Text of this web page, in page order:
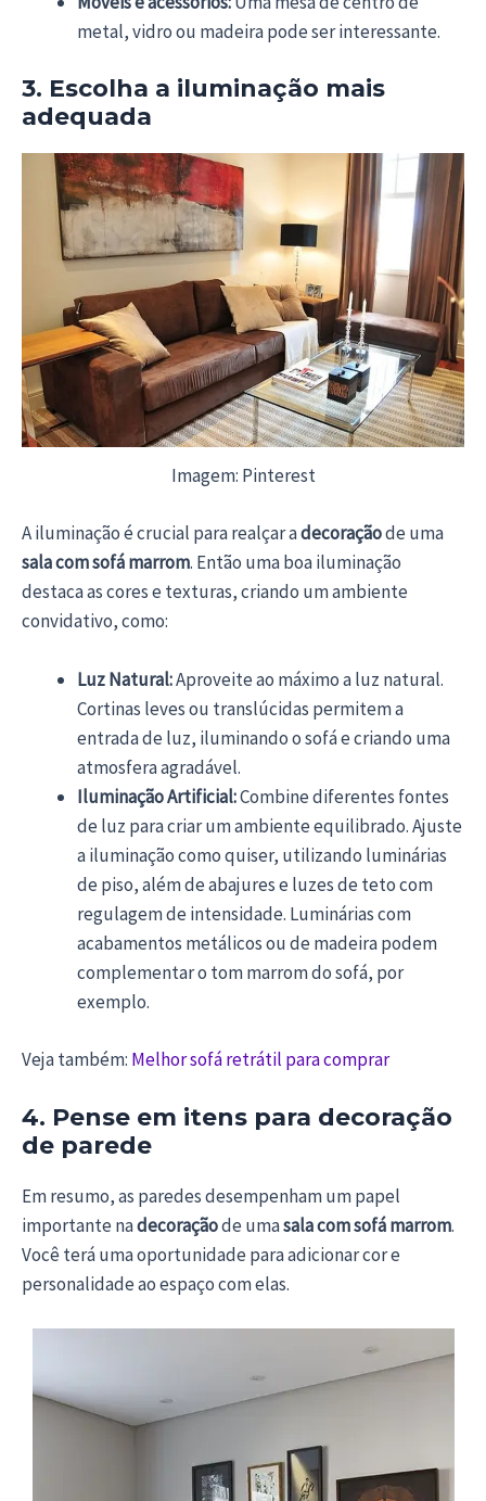
metal, vidro ou madeira pode ser interessante.
3. Escolha a iluminação mais
adequada
Imagem: Pinterest
A iluminação é crucial para realçar adecoraçãode uma
sala com sofá marrom. Então uma boa iluminação
destaca as cores e texturas, criando um ambiente
convidativo, como:
Luz Natural:Aproveite ao máximo a luz natural.
Cortinas leves ou translúcidas permitem a
entrada de luz, iluminando o sofá e criando uma
atmosfera agradável.
Iluminação Artificial:Combine diferentes fontes
de luz para criar um ambiente equilibrado. Ajuste
a iluminação como quiser, utilizando luminárias
de piso, além de abajures e luzes de teto com
regulagem de intensidade. Luminárias com
acabamentos metálicos ou de madeira podem
complementar o tom marrom do sofá, por
exemplo.
Veja também: Melhor sofá retrátil para comprar
4. Pense em itens para decoração
de parede
Em resumo, as paredes desempenham um papel
importante nadecoraçãode umasala com sofá marrom.
Você terá uma oportunidade para adicionar cor e
personalidade ao espaço com elas.